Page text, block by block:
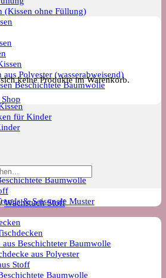
(Kissen ohne Füllung)
aus Polyester (wasserabweisend)
Beschichtete Baumwolle
für Kinder
Baumwolle
& Saisonale Muster
aus Beschichteter Baumwolle
aus Polyester
Stoff
Baumwolle
keine Produkte im Warenkorb.
/ Wachstuch Stoff